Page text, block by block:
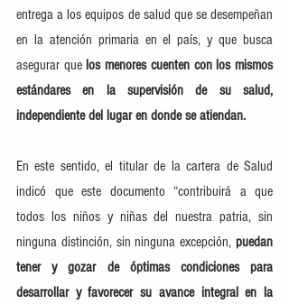
entrega a los equipos de salud que se desempeñan
en la atención primaria en el país, y que busca
asegurar que los menores cuenten con los mismos
estándares en la supervisión de su salud,
independiente del lugar en donde se atiendan.
En este sentido, el titular de la cartera de Salud
indicó que este documento “contribuirá a que
todos los niños y niñas del nuestra patria, sin
ninguna distinción, sin ninguna excepción, puedan
tener y gozar de óptimas condiciones para
desarrollar y favorecer su avance integral en la